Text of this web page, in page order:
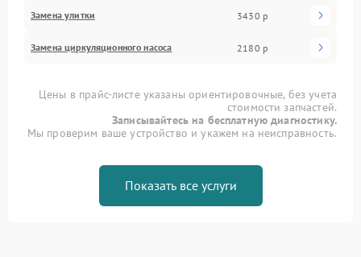
Замена улитки 3430 р
Замена циркуляционного насоса 2180 р
Цены в прайс-листе указаны ориентировочные, без учета
стоимости запчастей.
Записывайтесь на бесплатную диагностику.
Мы проверим ваше устройство и укажем на неисправность.
Показать все услуги